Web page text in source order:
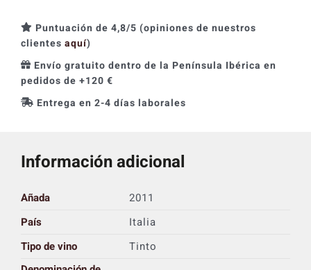
Puntuación de 4,8/5 (opiniones de nuestros
clientes aquí)
Envío gratuito dentro de la Península Ibérica en
pedidos de +120 €
Entrega en 2-4 días laborales
Información adicional
Añada
2011
País
Italia
Tipo de vino
Tinto